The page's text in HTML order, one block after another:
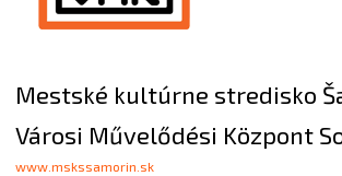
Mestské kultúrne stredisko
Városi Művelődési Központ
www.mskssamorin.sk